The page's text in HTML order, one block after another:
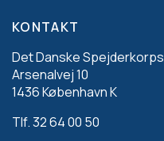
KONTAKT
Det Danske Spejderkorps
Arsenalvej 10
1436 København K
Tlf. 32 64 00 50
Footer